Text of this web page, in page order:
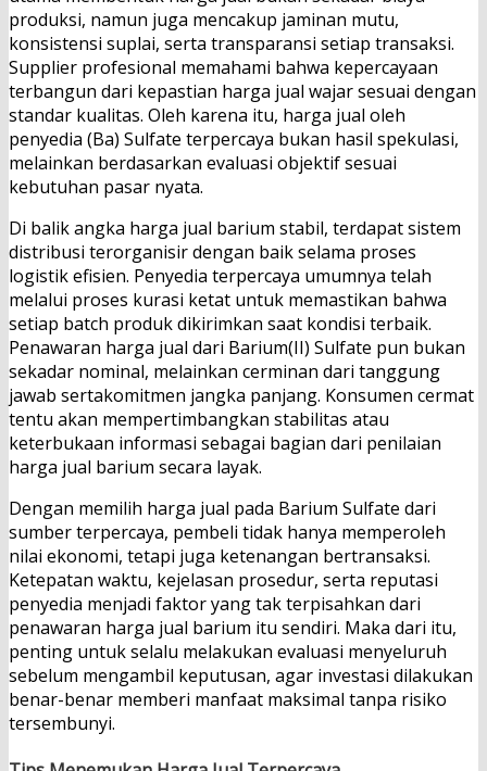
produksi, namun juga mencakup jaminan mutu,
konsistensi suplai, serta transparansi setiap transaksi.
Supplier profesional memahami bahwa kepercayaan
terbangun dari kepastian harga jual wajar sesuai dengan
standar kualitas. Oleh karena itu, harga jual oleh
penyedia (Ba) Sulfate terpercaya bukan hasil spekulasi,
melainkan berdasarkan evaluasi objektif sesuai
kebutuhan pasar nyata.
Di balik angka harga jual barium stabil, terdapat sistem
distribusi terorganisir dengan baik selama proses
logistik efisien. Penyedia terpercaya umumnya telah
melalui proses kurasi ketat untuk memastikan bahwa
setiap batch produk dikirimkan saat kondisi terbaik.
Penawaran harga jual dari Barium(II) Sulfate pun bukan
sekadar nominal, melainkan cerminan dari tanggung
jawab sertakomitmen jangka panjang. Konsumen cermat
tentu akan mempertimbangkan stabilitas atau
keterbukaan informasi sebagai bagian dari penilaian
harga jual barium secara layak.
Dengan memilih harga jual pada Barium Sulfate dari
sumber terpercaya, pembeli tidak hanya memperoleh
nilai ekonomi, tetapi juga ketenangan bertransaksi.
Ketepatan waktu, kejelasan prosedur, serta reputasi
penyedia menjadi faktor yang tak terpisahkan dari
penawaran harga jual barium itu sendiri. Maka dari itu,
penting untuk selalu melakukan evaluasi menyeluruh
sebelum mengambil keputusan, agar investasi dilakukan
benar-benar memberi manfaat maksimal tanpa risiko
tersembunyi.